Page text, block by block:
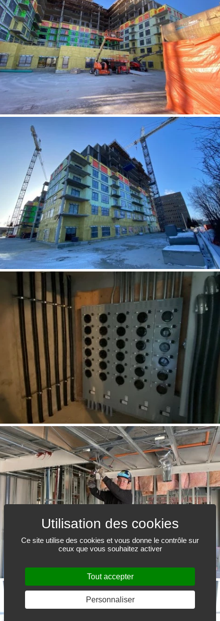
Ce site utilise des cookies et vous donne le contrôle sur
ceux que vous souhaitez activer
Tout accepter
Personnaliser